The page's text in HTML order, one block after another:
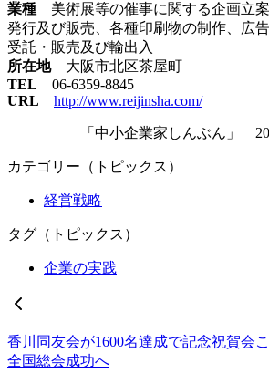
業種 美術展等の催事に関する企画立
発行及び販売、各種印刷物の制作、広
受託・販売及び輸出入
所在地大阪市北区茶屋町
TEL 06-6359-8845
URL
http://www.reijinsha.com/
「中小企業家しんぶん」
カテゴリー（トピックス）
経営戦略
タグ（トピックス）
企業の実践
香川同友会が1600名達成で記念祝賀会
全国総会成功へ